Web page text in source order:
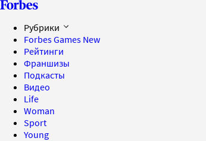
Рубрики
Forbes Games New
Рейтинги
Франшизы
Подкасты
Видео
Life
Woman
Sport
Young